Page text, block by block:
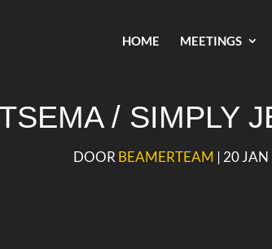
HOME MEETINGS
/ SIMPLY
DOOR BEAMERTEAM | 20